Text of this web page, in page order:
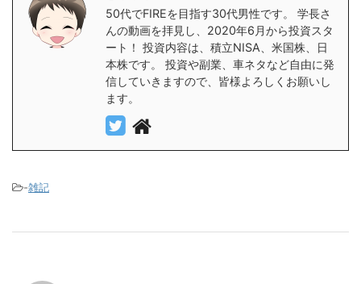
50代でFIREを目指す30代男性です。 学長さ
んの動画を拝見し、2020年6月から投資スタ
ート！ 投資内容は、積立NISA、米国株、日
本株です。 投資や副業、車ネタなど自由に発
信していきますので、皆様よろしくお願いし
ます。
-雑記